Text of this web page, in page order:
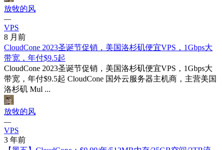
放牧的风
—
VPS
8 月前
CloudCone 2023圣诞节促销，美国洛杉矶便宜VPS，1Gbps大
带宽，年付$9.5起
CloudCone 2023圣诞节促销，美国洛杉矶便宜VPS，1Gbps大
带宽，年付$9.5起 CloudCone 国外云服务器主机商，主营美国
洛杉矶 Mul­ ...
放牧的风
—
VPS
3 年前